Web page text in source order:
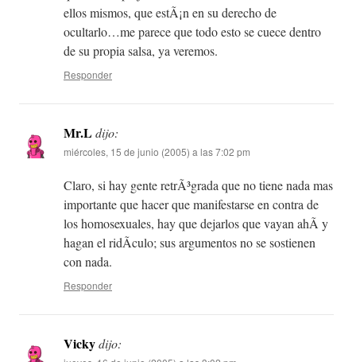
ellos mismos, que estÃ¡n en su derecho de
ocultarlo…me parece que todo esto se cuece dentro
de su propia salsa, ya veremos.
Responder
Mr.Ldijo:
miércoles, 15 de junio (2005) a las 7:02 pm
Claro, si hay gente retrÃ³grada que no tiene nada mas
importante que hacer que manifestarse en contra de
los homosexuales, hay que dejarlos que vayan ahÃ­ y
hagan el ridÃ­culo; sus argumentos no se sostienen
con nada.
Responder
Vickydijo: